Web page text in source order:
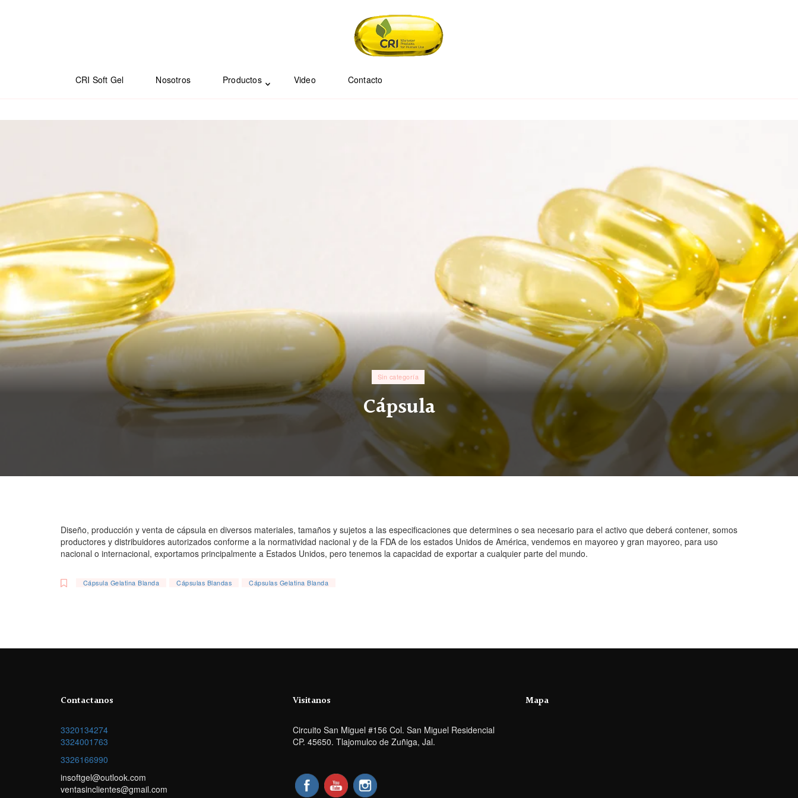
CRI Soft Gel Nosotros Productos Video Contacto
Sin categoría
Cápsula
Diseño, producción y venta de cápsula en diversos materiales, tamaños y sujetos a las especificaciones que determines o sea necesario para el activo que deberá contener, somos
productores y distribuidores autorizados conforme a la normatividad nacional y de la FDA de los estados Unidos de América, vendemos en mayoreo y gran mayoreo, para uso
nacional o internacional, exportamos principalmente a Estados Unidos, pero tenemos la capacidad de exportar a cualquier parte del mundo.
Cápsula Gelatina Blanda Cápsulas Blandas Cápsulas Gelatina Blanda
Contactanos
3320134274
3324001763
3326166990
insoftgel@outlook.com
ventasinclientes@gmail.com
Visitanos
Circuito San Miguel #156 Col. San Miguel Residencial
CP. 45650. Tlajomulco de Zuñiga, Jal.
Mapa